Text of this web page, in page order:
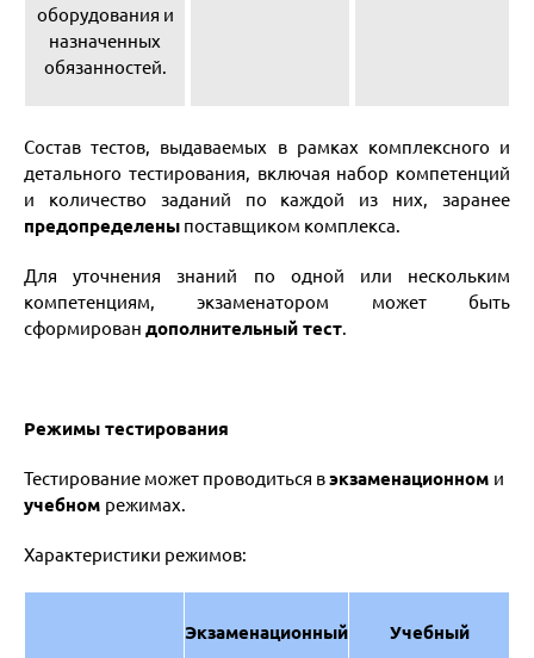
оборудования и
назначенных
обязанностей.
Состав тестов, выдаваемых в рамках комплексного и
детального тестирования, включая набор компетенций
и количество заданий по каждой из них, заранее
предопределены поставщиком комплекса.
Для уточнения знаний по одной или нескольким
компетенциям, экзаменатором может быть
сформирован дополнительный тест.
Режимы тестирования
Тестирование может проводиться вэкзаменационном и
учебном режимах.
Характеристики режимов:
Экзаменационный Учебный